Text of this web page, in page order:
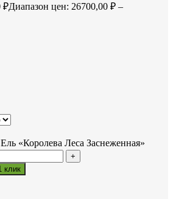
₽Диапазон цен: 26700,00 ₽ –
«Королева Леса Заснеженная»
клик